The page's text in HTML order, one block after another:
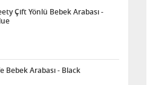
Çift Yönlü Bebek Arabası -
Bebek Arabası - Black